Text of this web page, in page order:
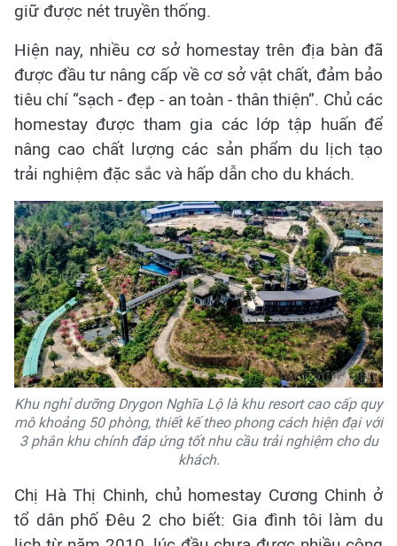
giữ được nét truyền thống.
Hiện nay, nhiều cơ sở homestay trên địa bàn đã
được đầu tư nâng cấp về cơ sở vật chất, đảm bảo
tiêu chí “sạch - đẹp - an toàn - thân thiện”. Chủ các
homestay được tham gia các lớp tập huấn để
nâng cao chất lượng các sản phẩm du lịch tạo
trải nghiệm đặc sắc và hấp dẫn cho du khách.
Khu nghỉ dưỡng Drygon Nghĩa Lộ là khu resort cao cấp quy
mô khoảng 50 phòng, thiết kế theo phong cách hiện đại với
3 phân khu chính đáp ứng tốt nhu cầu trải nghiệm cho du
khách.
Chị Hà Thị Chinh, chủ homestay Cương Chinh ở
tổ dân phố Đêu 2 cho biết: Gia đình tôi làm du